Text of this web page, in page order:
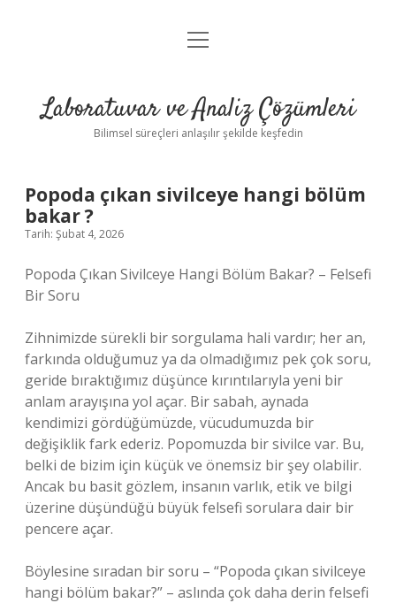
Anasayfa
Yasal Uyarı
menüyü
Laboratuvar ve Analiz Çözümleri
Bilimsel süreçleri anlaşılır şekilde keşfedin
Popoda çıkan sivilceye hangi bölüm
bakar ?
Tarih: Şubat 4, 2026
Popoda Çıkan Sivilceye Hangi Bölüm Bakar? – Felsefi
Bir Soru
Zihnimizde sürekli bir sorgulama hali vardır; her an,
farkında olduğumuz ya da olmadığımız pek çok soru,
geride bıraktığımız düşünce kırıntılarıyla yeni bir
anlam arayışına yol açar. Bir sabah, aynada
kendimizi gördüğümüzde, vücudumuzda bir
değişiklik fark ederiz. Popomuzda bir sivilce var. Bu,
belki de bizim için küçük ve önemsiz bir şey olabilir.
Ancak bu basit gözlem, insanın varlık, etik ve bilgi
üzerine düşündüğü büyük felsefi sorulara dair bir
pencere açar.
Böylesine sıradan bir soru – “Popoda çıkan sivilceye
hangi bölüm bakar?” – aslında çok daha derin felsefi